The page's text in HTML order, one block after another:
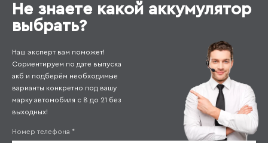
Не знаете какой аккумулятор
выбрать?
Наш эксперт вам поможет!
Сориентируем по дате выпуска
акб и подберём необходимые
варианты конкретно под вашу
марку автомобиля с 8 до 21 без
выходных!
Номер телефона *